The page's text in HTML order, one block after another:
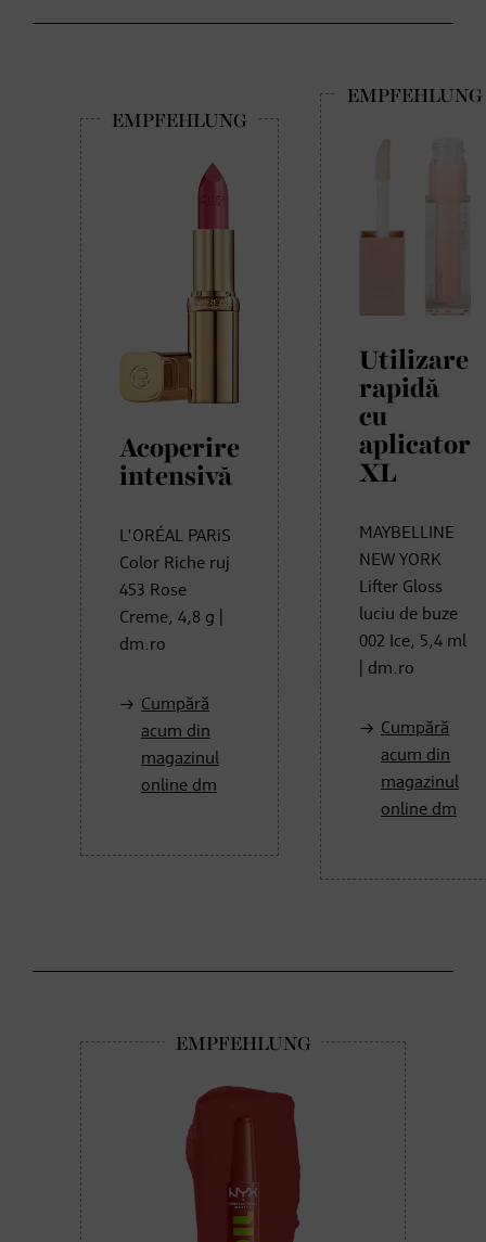
Acoperire
intensivă
L'ORÉAL PARiS
Color Riche ruj
453 Rose
Creme, 4,8 g |
dm.ro
Cumpără
acum din
magazinul
online dm
Utilizare
rapidă
cu
aplicator
XL
MAYBELLINE
NEW YORK
Lifter Gloss
luciu de buze
002 Ice, 5,4 ml
| dm.ro
Cumpără
acum din
magazinul
online dm